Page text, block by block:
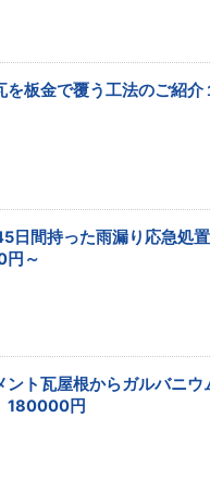
を板金で覆う工法のご紹
日間持った雨漏り応急処
円～
ント瓦屋根からガルバニウ
円